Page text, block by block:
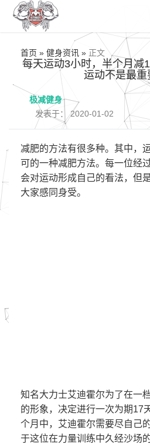
首页 » 健身资讯 » 正文
每天运动3小时，半个月减
运动不是最重
极减健身
发表于： 2020-01-02
减肥的方法有很多种。其中，
可的一种减肥方法。每一位经
会对运动形成自己的看法，但
大家感同身受。
知名大力士艾迪霍尔为了在一
的形象，决定进行一次为期17
个月中，艾迪霍尔需要尽自己
于这位在力量训练中久经沙场